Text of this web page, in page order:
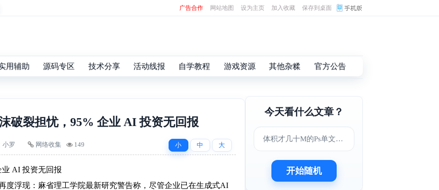
广告合作 网站地图 设为主页 加入收藏 保存到桌面
用辅助 源码专区 技术分享 活动线报 自学教程 游戏资源 其他杂糅 官方公告
破裂担忧，95% 企业 AI 投资无回报
小 中 大
小罗 网络收集 149
AI 投资无回报
度浮现：麻省理工学院最新研究警告称，尽管企业已在生成式AI
今天看什么文章？
体积才几十M的Ps单文件版
开始随机